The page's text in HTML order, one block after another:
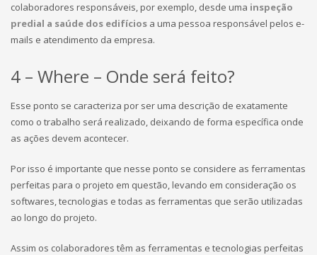
colaboradores responsáveis, por exemplo, desde uma inspeção
predial a saúde dos edifícios a uma pessoa responsável pelos e-
mails e atendimento da empresa.
4 – Where – Onde será feito?
Esse ponto se caracteriza por ser uma descrição de exatamente
como o trabalho será realizado, deixando de forma específica onde
as ações devem acontecer.
Por isso é importante que nesse ponto se considere as ferramentas
perfeitas para o projeto em questão, levando em consideração os
softwares, tecnologias e todas as ferramentas que serão utilizadas
ao longo do projeto.
Assim os colaboradores têm as ferramentas e tecnologias perfeitas